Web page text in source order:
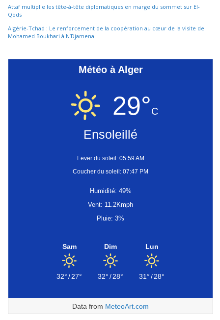
Attaf multiplie les tête-à-tête diplomatiques en marge du sommet sur El-
Qods
Algérie-Tchad : Le renforcement de la coopération au cœur de la visite de
Mohamed Boukhari à N’Djamena
Météo à Alger
29°C
Ensoleillé
Lever du soleil: 05:59 AM
Coucher du soleil: 07:47 PM
Humidité: 49%
Vent: 11.2Kmph
Pluie: 3%
Sam
32°/27°
Dim
32°/28°
Lun
31°/28°
Data from MeteoArt.com